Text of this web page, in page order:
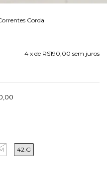
Corda
4 x de R$190,00 sem juros
42.G